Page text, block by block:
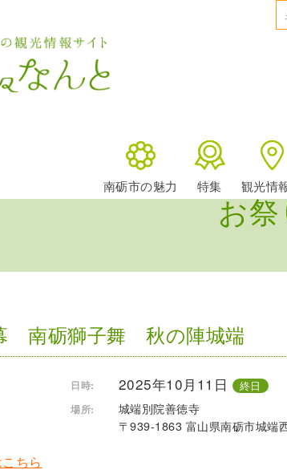
南砺市の魅力 特集 観光情
お
南砺獅子舞 秋の陣城端
日時: 2025年10月11日 終日
場所:
城端別院善徳寺
〒939-1863 富山県南砺市城端
ちら